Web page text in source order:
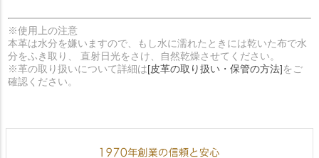
※使用上の注意
本革は水分を嫌いますので、もし水に濡れたときには乾いた布で水
分をふき取り、 直射日光をさけ、自然乾燥させてください。
※革の取り扱いについて詳細は[皮革の取り扱い・保管の方法]をご
確認ください。